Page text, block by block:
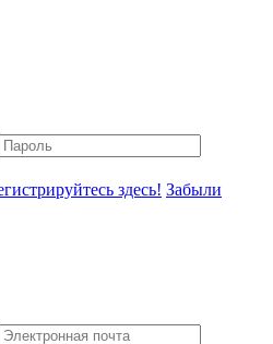
здесь! Забыли